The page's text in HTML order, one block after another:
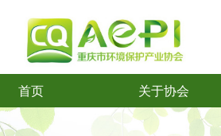
首页
首页
关于协会
关于协会